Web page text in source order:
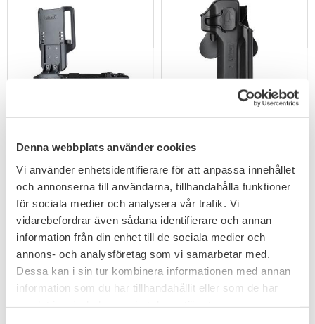
Denna webbplats använder cookies
Vi använder enhetsidentifierare för att anpassa innehållet
och annonserna till användarna, tillhandahålla funktioner
för sociala medier och analysera vår trafik. Vi
vidarebefordrar även sådana identifierare och annan
information från din enhet till de sociala medier och
annons- och analysföretag som vi samarbetar med.
Dessa kan i sin tur kombinera informationen med annan
information som du har tillhandahållit eller som de har
Amomax Tactical Low
Ride Duty Drop
199KR
Amomax DEG2 Desert
183KR